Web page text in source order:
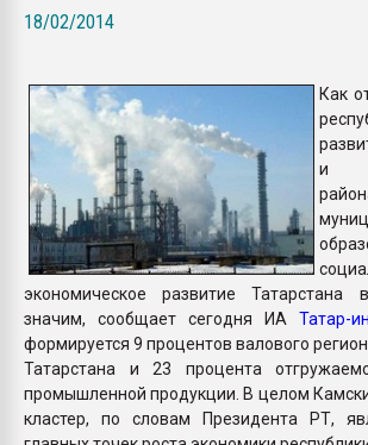
18/02/2014
Как
и
экономическое развитие
значим, сообщает сегодня ИА Татар-
формируется 9 процентов валового
Татарстана и 23 процента
промышленной продукции. В целом
кластер, по словам Президента РТ,